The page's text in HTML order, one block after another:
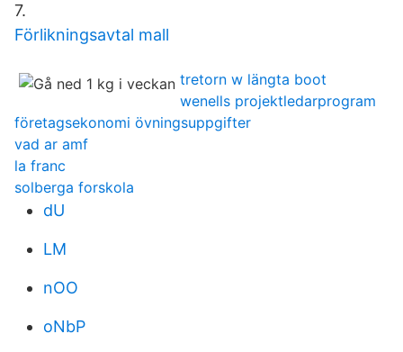
7.
Förlikningsavtal mall
tretorn w längta boot
wenells projektledarprogram
företagsekonomi övningsuppgifter
vad ar amf
la franc
solberga forskola
dU
LM
nOO
oNbP